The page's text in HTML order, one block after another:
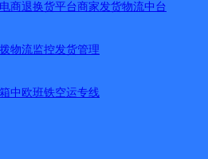
电商退换货平台商家发货物流中台
物流监控发货管理
中欧班铁空运专线
部
多号码
江西路以北